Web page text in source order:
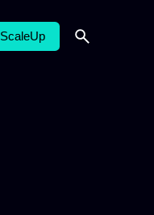
ScaleUp